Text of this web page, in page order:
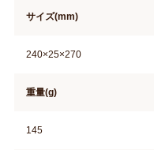
サイズ(mm)
240×25×270
重量(g)
145